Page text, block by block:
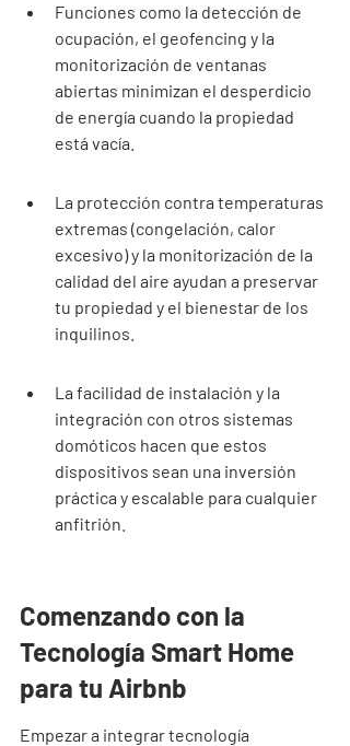
Funciones como la detección de
ocupación, el geofencing y la
monitorización de ventanas
abiertas minimizan el desperdicio
de energía cuando la propiedad
está vacía.
La protección contra temperaturas
extremas (congelación, calor
excesivo) y la monitorización de la
calidad del aire ayudan a preservar
tu propiedad y el bienestar de los
inquilinos.
La facilidad de instalación y la
integración con otros sistemas
domóticos hacen que estos
dispositivos sean una inversión
práctica y escalable para cualquier
anfitrión.
Comenzando con la
Tecnología Smart Home
para tu Airbnb
Empezar a integrar tecnología